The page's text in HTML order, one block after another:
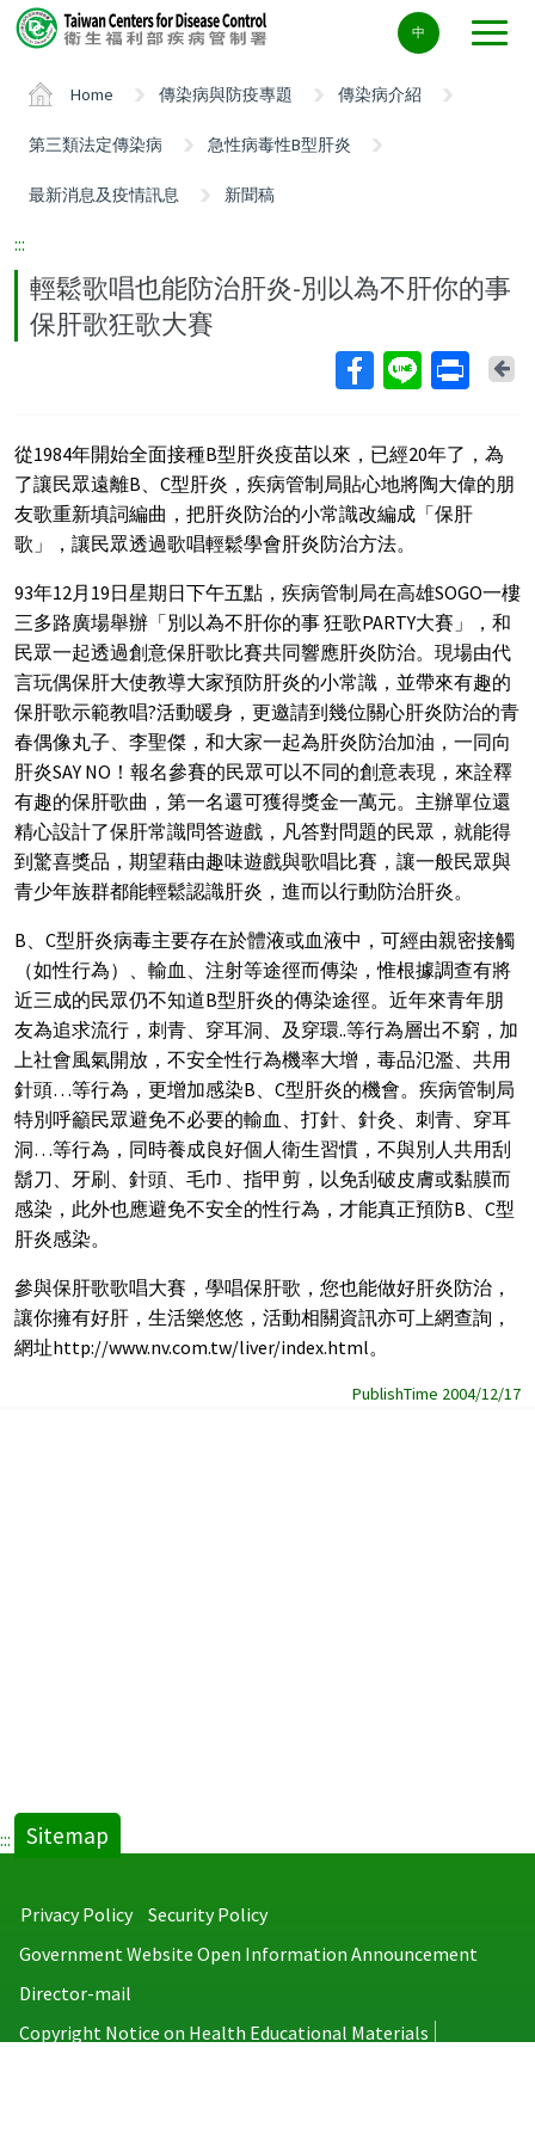
Center
block
中
Home 傳染病與防疫專題 傳染病介紹
第三類法定傳染病 急性病毒性B型肝炎
最新消息及疫情訊息 新聞稿
:::
輕鬆歌唱也能防治肝炎-別以為不肝你的事
保肝歌狂歌大賽
從1984年開始全面接種B型肝炎疫苗以來，已經20年了，為
了讓民眾遠離B、C型肝炎，疾病管制局貼心地將陶大偉的朋
友歌重新填詞編曲，把肝炎防治的小常識改編成「保肝
歌」，讓民眾透過歌唱輕鬆學會肝炎防治方法。
93年12月19日星期日下午五點，疾病管制局在高雄SOGO一樓
三多路廣場舉辦「別以為不肝你的事 狂歌PARTY大賽」，和
民眾一起透過創意保肝歌比賽共同響應肝炎防治。現場由代
言玩偶保肝大使教導大家預防肝炎的小常識，並帶來有趣的
保肝歌示範教唱?活動暖身，更邀請到幾位關心肝炎防治的青
春偶像丸子、李聖傑，和大家一起為肝炎防治加油，一同向
肝炎SAY NO！報名參賽的民眾可以不同的創意表現，來詮釋
有趣的保肝歌曲，第一名還可獲得獎金一萬元。主辦單位還
精心設計了保肝常識問答遊戲，凡答對問題的民眾，就能得
到驚喜獎品，期望藉由趣味遊戲與歌唱比賽，讓一般民眾與
青少年族群都能輕鬆認識肝炎，進而以行動防治肝炎。
B、C型肝炎病毒主要存在於體液或血液中，可經由親密接觸
（如性行為）、輸血、注射等途徑而傳染，惟根據調查有將
近三成的民眾仍不知道B型肝炎的傳染途徑。近年來青年朋
友為追求流行，刺青、穿耳洞、及穿環..等行為層出不窮，加
上社會風氣開放，不安全性行為機率大增，毒品氾濫、共用
針頭…等行為，更增加感染B、C型肝炎的機會。疾病管制局
特別呼籲民眾避免不必要的輸血、打針、針灸、刺青、穿耳
洞…等行為，同時養成良好個人衛生習慣，不與別人共用刮
鬍刀、牙刷、針頭、毛巾、指甲剪，以免刮破皮膚或黏膜而
感染，此外也應避免不安全的性行為，才能真正預防B、C型
肝炎感染。
參與保肝歌歌唱大賽，學唱保肝歌，您也能做好肝炎防治，
讓你擁有好肝，生活樂悠悠，活動相關資訊亦可上網查詢，
網址http://www.nv.com.tw/liver/index.html。
PublishTime 2004/12/17
::: Sitemap
Privacy Policy
Security Policy
Government Website Open Information Announcement
Director-mail
Copyright Notice on Health Educational Materials